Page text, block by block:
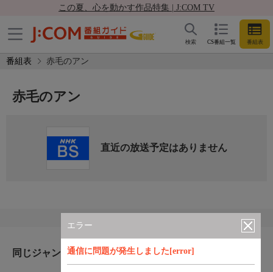
この夏、心を動かす作品特集 | J:COM TV
CS番組一覧 番組表
検索
番組表 赤毛のアン
エラー
通信に問題が発生しました[error]
赤毛のアン
直近の放送予定はありません
同じジャンルのおすすめ番組